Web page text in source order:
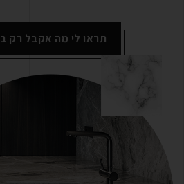
תראו לי מה אקבל רק ב ₪79,000